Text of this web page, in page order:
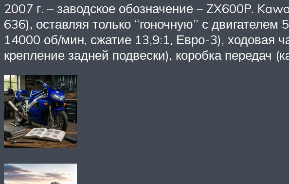
2007 г. – заводское обозначение – ZX600P.
636), оставляя только “гоночную” с
14000 об/мин, сжатие 13,9:1, Евро-3), ходовая
крепление задней подвески), коробка передач